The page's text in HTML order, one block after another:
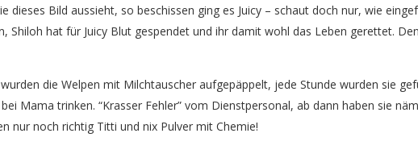
dieses Bild aussieht, so beschissen ging es Juicy – schaut doch nur, wie
Shiloh hat für Juicy Blut gespendet und ihr damit wohl das Leben gerettet.
die Welpen mit Milchtauscher aufgepäppelt, jede Stunde wurden sie
Mama trinken. “Krasser Fehler” vom Dienstpersonal, ab dann haben sie
nur noch richtig Titti und nix Pulver mit Chemie!